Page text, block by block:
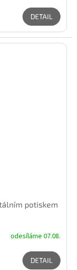
DETAIL
potiskem
odesíláme 07.08.
DETAIL